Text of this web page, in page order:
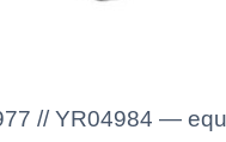
// YR04984 —